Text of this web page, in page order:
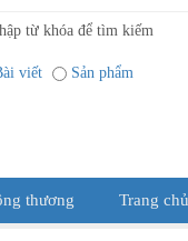
viết Sản phẩm
thương Trang chủ